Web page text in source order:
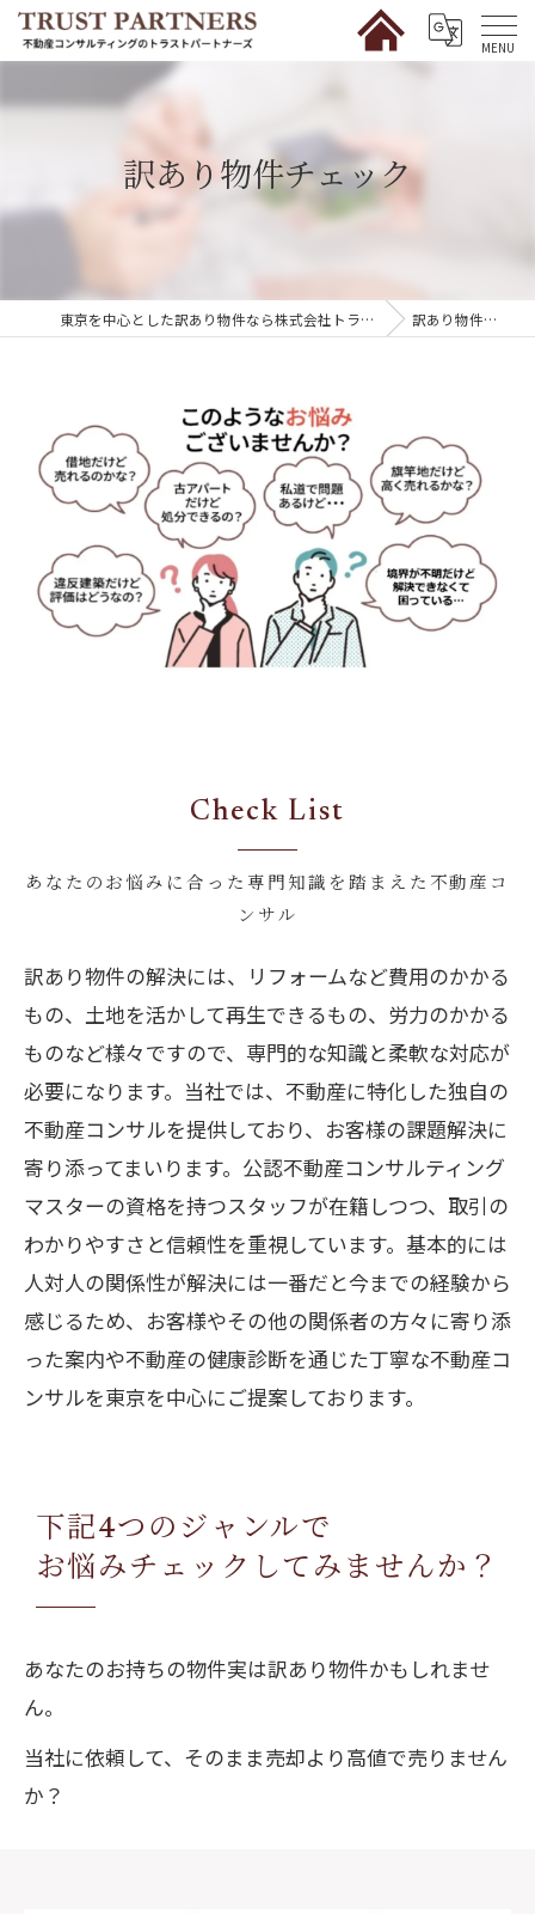
訳あり物件チェック
東京を中心とした訳あり物件なら株式会社トラストパートナーズ 訳あり物件チェック
あなたのお悩みに合った専門知識を踏まえた不動産コ
ンサル
Check List
訳あり物件の解決には、リフォームなど費用のかかる
もの、土地を活かして再生できるもの、労力のかかる
ものなど様々ですので、専門的な知識と柔軟な対応が
必要になります。当社では、不動産に特化した独自の
不動産コンサルを提供しており、お客様の課題解決に
寄り添ってまいります。公認不動産コンサルティング
マスターの資格を持つスタッフが在籍しつつ、取引の
わかりやすさと信頼性を重視しています。基本的には
人対人の関係性が解決には一番だと今までの経験から
感じるため、お客様やその他の関係者の方々に寄り添
った案内や不動産の健康診断を通じた丁寧な不動産コ
ンサルを東京を中心にご提案しております。
下記4つのジャンルで
お悩みチェックしてみませんか？
あなたのお持ちの物件実は訳あり物件かもしれませ
ん。
当社に依頼して、そのまま売却より高値で売りません
か？